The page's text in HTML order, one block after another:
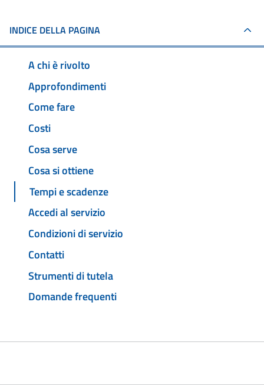
INDICE DELLA PAGINA
A chi è rivolto
Approfondimenti
Come fare
Costi
Cosa serve
Cosa si ottiene
Tempi e scadenze
Accedi al servizio
Condizioni di servizio
Contatti
Strumenti di tutela
Domande frequenti